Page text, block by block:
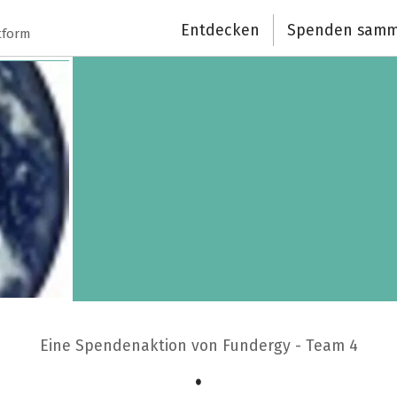
Entdecken Spenden
Eine Spendenaktion von Fundergy - Team 4
.